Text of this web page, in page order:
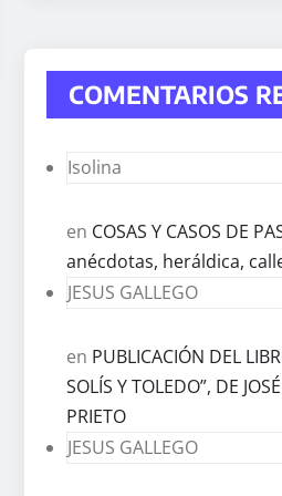
COMENTARIOS
Isolina
en COSAS Y CASOS DE
anécdotas, heráldica,
JESUS GALLEGO
en PUBLICACIÓN DEL
SOLÍS Y TOLEDO”, DE
PRIETO
JESUS GALLEGO